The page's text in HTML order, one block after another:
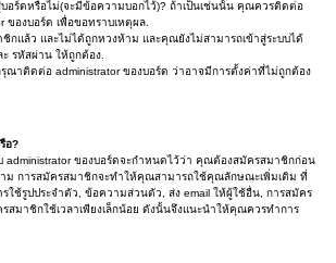
ร์ดหรือไม่(จะมีข้อความบอกไว้)? ถ้าเป็นเช่นนั้น คุณควรติดต่อ
ของบอร์ด เพื่อขอทราบเหตุผล.
แล้ว และไม่ได้ถูกหวงห้าม และคุณยังไม่สามารถเข้าสู่ระบบได้
รหัสผ่าน ให้ถูกต้อง.
ณาติดต่อ administrator ของบอร์ด ว่าอาจมีการตั้งค่าที่ไม่ถูกต้อง
อ?
administrator ของบอร์ดจะกำหนดไว้ว่า คุณต้องสมัครสมาชิกก่อน
ม การสมัครสมาชิกจะทำให้คุณสามารถใช้คุณลักษณะเพิ่มเติม ที่
ใช้รูปประจำตัว, ข้อความส่วนตัว, ส่ง email ให้ผู้ใช้อื่น, การสมัคร
สมาชิกใช้เวลาเพียงเล็กน้อย ดังนั้นจึงแนะนำให้คุณควรทำการ